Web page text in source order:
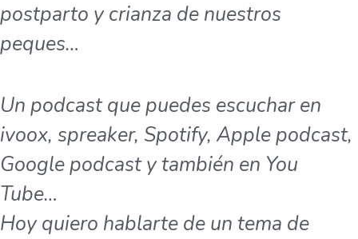
postparto y crianza de nuestros
peques…
Un podcast que puedes escuchar en
ivoox, spreaker, Spotify, Apple podcast,
Google podcast y también en You
Tube…
Hoy quiero hablarte de un tema de